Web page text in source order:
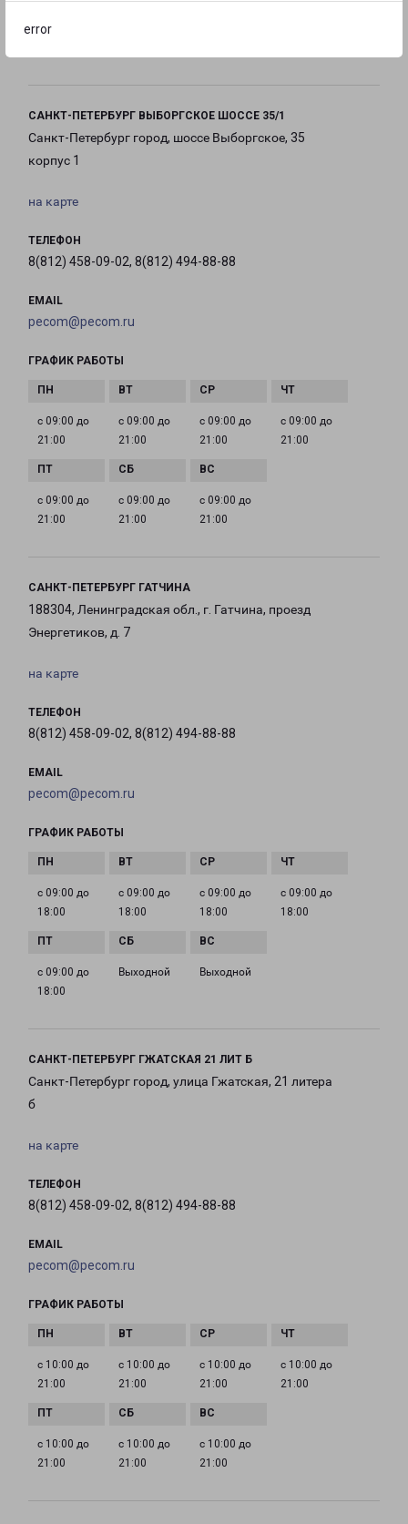
errorс 10:00 до
САНКТ-ПЕТЕРБУРГ ВЫБОРГСКОЕ ШОССЕ 35/1
Санкт-Петербург город, шоссе Выборгское, 35
корпус 1
на карте
ТЕЛЕФОН
8(812) 458-09-02, 8(812) 494-88-88
EMAIL
pecom@pecom.ru
ГРАФИК РАБОТЫ
с 09:00 до
21:00
с 09:00 до
21:00
с 09:00 до
21:00
с 09:00 до
21:00
с 09:00 до
21:00
с 09:00 до
21:00
с 09:00 до
21:00
САНКТ-ПЕТЕРБУРГ ГАТЧИНА
188304, Ленинградская обл., г. Гатчина, проезд
Энергетиков, д. 7
на карте
ТЕЛЕФОН
8(812) 458-09-02, 8(812) 494-88-88
EMAIL
pecom@pecom.ru
ГРАФИК РАБОТЫ
с 09:00 до
18:00
с 09:00 до
18:00
с 09:00 до
18:00
с 09:00 до
18:00
с 09:00 до
18:00
Выходной Выходной
САНКТ-ПЕТЕРБУРГ ГЖАТСКАЯ 21 ЛИТ Б
Санкт-Петербург город, улица Гжатская, 21 литера
б
на карте
ТЕЛЕФОН
8(812) 458-09-02, 8(812) 494-88-88
EMAIL
pecom@pecom.ru
ГРАФИК РАБОТЫ
с 10:00 до
21:00
с 10:00 до
21:00
с 10:00 до
21:00
с 10:00 до
21:00
с 10:00 до
21:00
с 10:00 до
21:00
с 10:00 до
21:00